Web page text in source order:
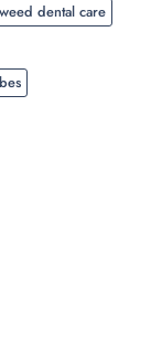
weed dental care